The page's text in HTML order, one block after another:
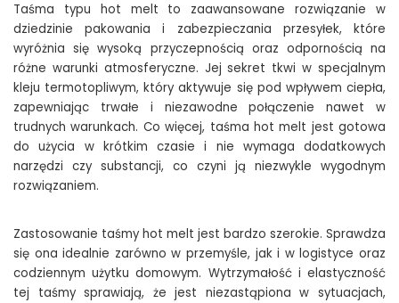
Taśma typu hot melt to zaawansowane rozwiązanie w
dziedzinie pakowania i zabezpieczania przesyłek, które
wyróżnia się wysoką przyczepnością oraz odpornością na
różne warunki atmosferyczne. Jej sekret tkwi w specjalnym
kleju termotopliwym, który aktywuje się pod wpływem ciepła,
zapewniając trwałe i niezawodne połączenie nawet w
trudnych warunkach. Co więcej, taśma hot melt jest gotowa
do użycia w krótkim czasie i nie wymaga dodatkowych
narzędzi czy substancji, co czyni ją niezwykle wygodnym
rozwiązaniem.
Zastosowanie taśmy hot melt jest bardzo szerokie. Sprawdza
się ona idealnie zarówno w przemyśle, jak i w logistyce oraz
codziennym użytku domowym. Wytrzymałość i elastyczność
tej taśmy sprawiają, że jest niezastąpiona w sytuacjach,